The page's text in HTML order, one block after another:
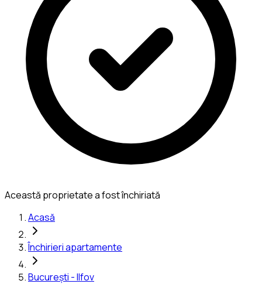
Această proprietate a fost închiriată
Acasă
Închirieri apartamente
București - Ilfov